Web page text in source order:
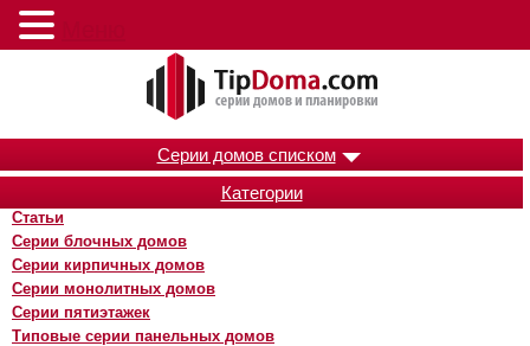
Серии домов списком
Категории
Статьи
Серии блочных домов
Серии кирпичных домов
Серии монолитных домов
Серии пятиэтажек
Типовые серии панельных домов